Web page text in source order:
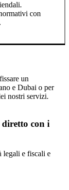
con
un
e Dubai o per
nostri servizi.
con i
legali e fiscali e